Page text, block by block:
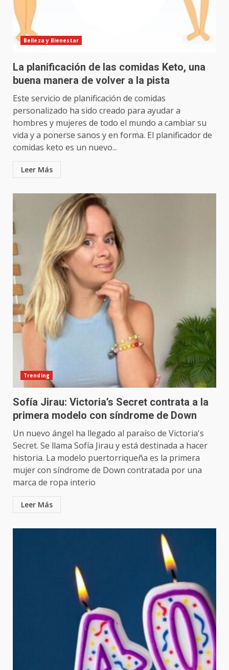
Belleza y Bienestar
La planificación de las comidas Keto, una
buena manera de volver a la pista
Este servicio de planificación de comidas
personalizado ha sido creado para ayudar a
hombres y mujeres de todo el mundo a cambiar su
vida y a ponerse sanos y en forma. El planificador de
comidas keto es un nuevo...
Leer Más
Trending
Sofía Jirau: Victoria’s Secret contrata a la
primera modelo con síndrome de Down
Un nuevo ángel ha llegado al paraíso de Victoria's
Secret. Se llama Sofía Jirau y está destinada a hacer
historia. La modelo puertorriqueña es la primera
mujer con síndrome de Down contratada por una
marca de ropa interio
Leer Más